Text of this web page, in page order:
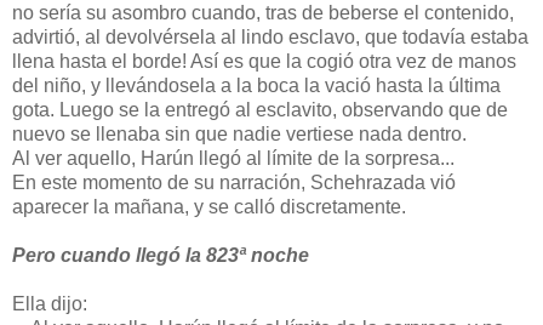
no sería su asombro cuando, tras de beberse el contenido,
advirtió, al devolvérsela al lindo esclavo, que todavía estaba
llena hasta el borde! Así es que la cogió otra vez de manos
del niño, y llevándosela a la boca la vació hasta la última
gota. Luego se la entregó al esclavito, observando que de
nuevo se llenaba sin que nadie vertiese nada dentro.
Al ver aquello, Harún llegó al límite de la sorpresa...
En este momento de su narración, Schehrazada vió
aparecer la mañana, y se calló discretamente.
Pero cuando llegó la 823ª noche
Ella dijo: